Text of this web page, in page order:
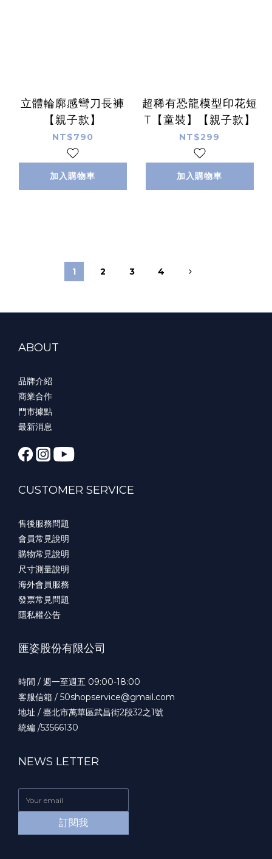
立體輪廓感彎刀長褲
【親子款】
NT$790
加入購物車
超稀有恐龍模型印花短
T【童裝】【親子款】
NT$299
加入購物車
1 2 3 4
ABOUT
品牌介紹
商業合作
門市據點
最新消息
CUSTOMER SERVICE
售後服務問題
會員常見說明
購物常見說明
尺寸測量說明
海外會員服務
發票常見問題
隱私權公告
匯姿股份有限公司
時間 / 週一至週五 09:00-18:00
客服信箱 / 50shopservice@gmail.com
地址 / 臺北市萬華區武昌街2段32之1號
統編 /53566130
NEWS LETTER
訂閱我